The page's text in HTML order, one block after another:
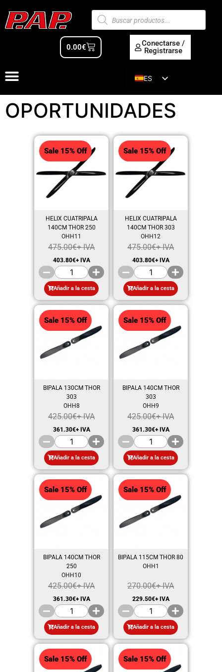
0.00€
Conectarse /
Registrarse
ES
EN
OPORTUNIDADES
Sale 15% Off
HELIX CUATRIPALA
140CM THOR 250
OHH11
475.00€+ IVA
403.80€+ IVA
Añadir a la cesta
Sale 15% Off
HELIX CUATRIPALA
140CM THOR 303
OHH12
475.00€+ IVA
403.80€+ IVA
Añadir a la cesta
Sale 15% Off
BIPALA 130CM THOR
303
OHH8
425.00€+ IVA
361.30€+ IVA
Añadir a la cesta
Sale 15% Off
BIPALA 140CM THOR
303
OHH9
425.00€+ IVA
361.30€+ IVA
Añadir a la cesta
Sale 15% Off
BIPALA 140CM THOR
250
OHH10
425.00€+ IVA
361.30€+ IVA
Añadir a la cesta
Sale 15% Off
BIPALA 115CM THOR 80
OHH1
270.00€+ IVA
229.50€+ IVA
Añadir a la cesta
Sale 15% Off Sale 15% Off